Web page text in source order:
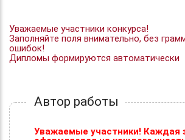
Уважаемые участники конкурса!
Заполняйте поля внимательно, без
ошибок!
Дипломы формируются автоматически
Автор работы
Уважаемые участники! Каждая